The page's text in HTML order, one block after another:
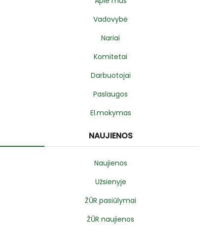
Vadovybė
Nariai
Komitetai
Darbuotojai
Paslaugos
El.mokymas
NAUJIENOS
Naujienos
Užsienyje
ŽŪR pasiūlymai
ŽŪR naujienos